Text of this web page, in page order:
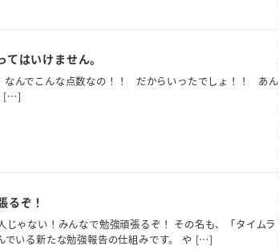
はいけません。
なんでこんな点数なの！！ だからいったでしょ！！ あん
[…]
るぞ！
ない！みんなで勉強頑張るぞ！ その名も、「タイムラ
でいる新たな勉強報告の仕組みです。 や […]